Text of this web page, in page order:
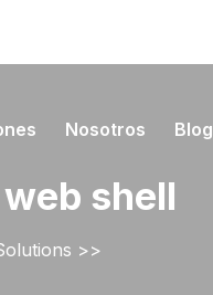
Nosotros Blog
web shell
>>